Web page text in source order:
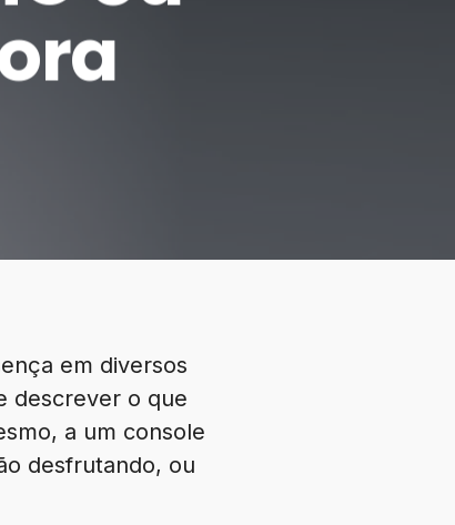
em diversos
descrever o que
a um console
desfrutando, ou